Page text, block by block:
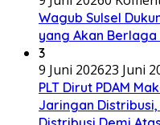
Wagub Sulsel
yang Akan
3
9 Juni 202623 Juni
PLT Dirut PDAM
Jaringan